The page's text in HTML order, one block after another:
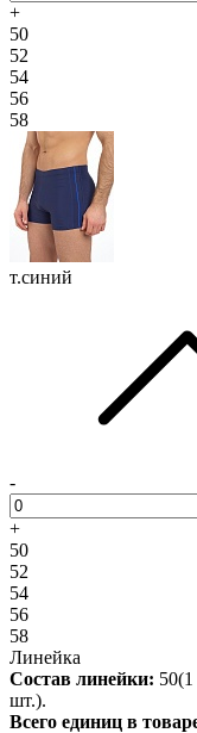
+
50
52
54
56
58
т.синий
-
+
50
52
54
56
58
Линейка
Состав линейки:
шт.).
Всего единиц в